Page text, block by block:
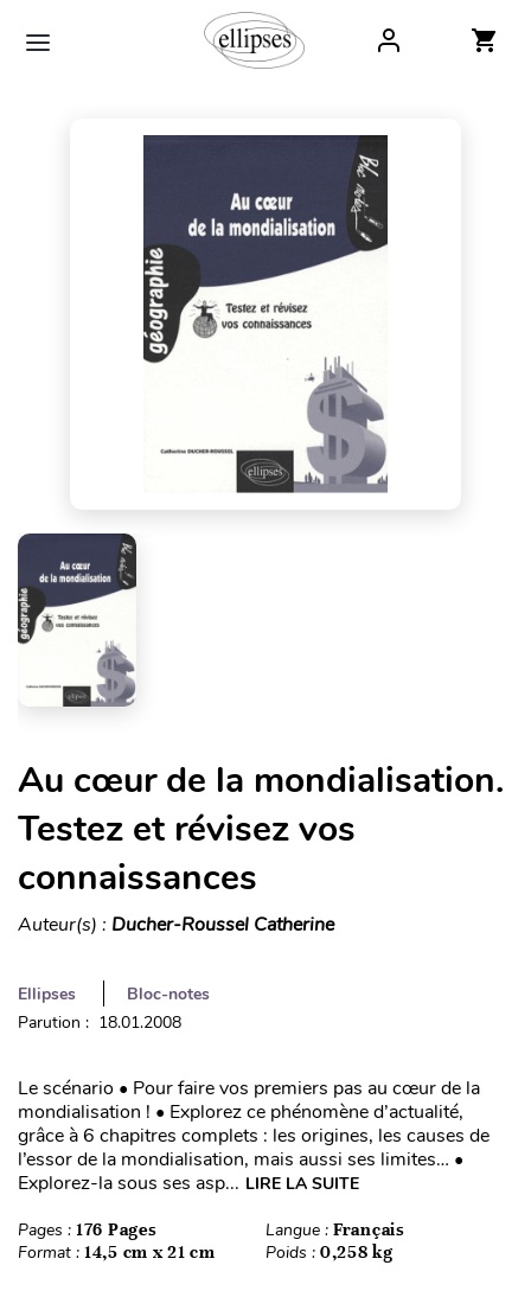
Au cœur de la mondialisation.
Testez et révisez vos
connaissances
Auteur(s) : Ducher-Roussel Catherine
Ellipses
Bloc-notes
Parution : 18.01.2008
Le scénario • Pour faire vos premiers pas au cœur de la
mondialisation ! • Explorez ce phénomène d’actualité,
grâce à 6 chapitres complets : les origines, les causes de
l’essor de la mondialisation, mais aussi ses limites… •
Explorez-la sous ses asp... LIRE LA SUITE
Pages : 176 Pages Langue : Français
Format : 14,5 cm x 21 cm Poids : 0,258 kg